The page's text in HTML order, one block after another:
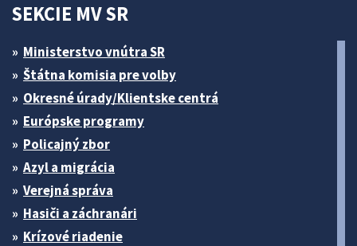
SEKCIE MV SR
Ministerstvo vnútra SR
Štátna komisia pre volby
Okresné úrady/Klientske centrá
Európske programy
Policajný zbor
Azyl a migrácia
Verejná správa
Hasiči a záchranári
Krízové riadenie